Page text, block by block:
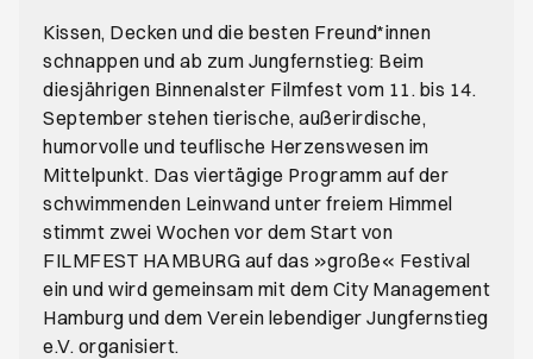
Kissen, Decken und die besten Freund*innen
schnappen und ab zum Jungfernstieg: Beim
diesjährigen Binnenalster Filmfest vom 11. bis 14.
September stehen tierische, außerirdische,
humorvolle und teuflische Herzenswesen im
Mittelpunkt. Das viertägige Programm auf der
schwimmenden Leinwand unter freiem Himmel
stimmt zwei Wochen vor dem Start von
FILMFEST HAMBURG auf das »große« Festival
ein und wird gemeinsam mit dem City Management
Hamburg und dem Verein lebendiger Jungfernstieg
e.V. organisiert.